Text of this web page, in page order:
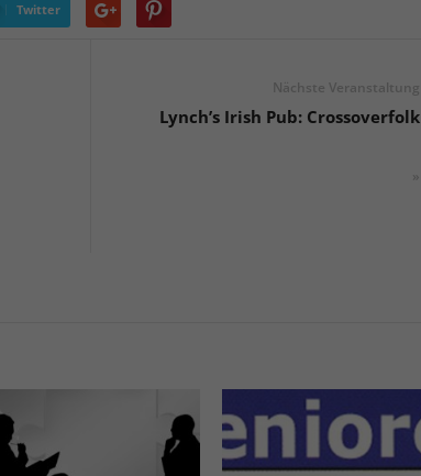
Twitter
Nächste Veranstaltung
Lynch’s Irish Pub: Crossoverfolk
»